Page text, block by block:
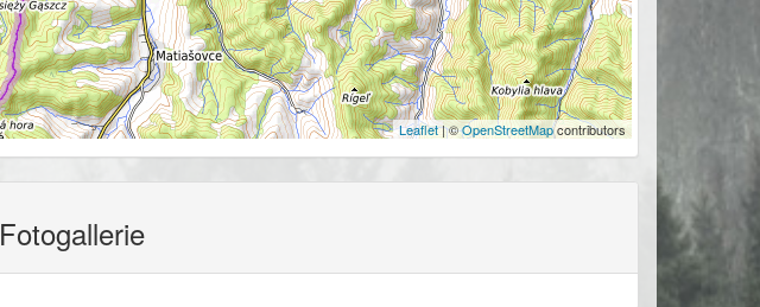
Leaflet| ©OpenStreetMapcontributors
Fotogallerie